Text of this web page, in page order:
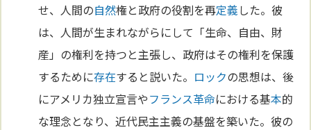
せ、人間の自然権と政府の役割を再定義した。彼
は、人間が生まれながらにして「生命、自由、財
産」の権利を持つと主張し、政府はその権利を保護
するために存在すると説いた。 ロックの思想は、後
にアメリカ独立宣言やフランス革命における基本的
な理念となり、近代民主主義の基盤を築いた。彼の